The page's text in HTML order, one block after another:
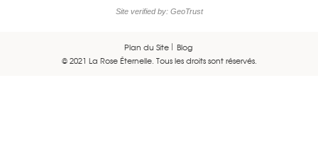
Site verified by: GeoTrust
Plan du Site
Blog
© 2021 La Rose Éternelle. Tous les droits sont réservés.